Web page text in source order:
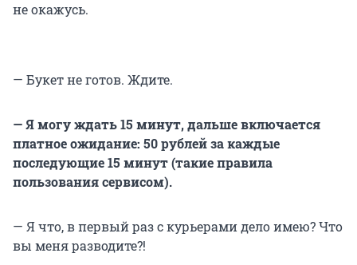
не окажусь.
— Букет не готов. Ждите.
— Я могу ждать 15 минут, дальше включается
платное ожидание: 50 рублей за каждые
последующие 15 минут (такие правила
пользования сервисом).
— Я что, в первый раз с курьерами дело имею? Что
вы меня разводите?!